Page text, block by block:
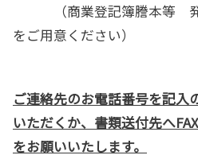
（商業登記簿謄本等 発
をご用意ください）
ご連絡先のお電話番号を記入
いただくか、書類送付先へ
をお願いいたします。